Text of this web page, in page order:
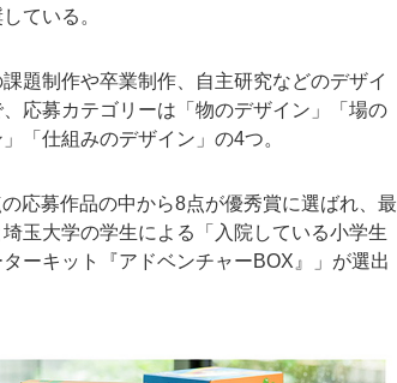
ている。
題制作や卒業制作、自主研究などのデザイ
応募カテゴリーは「物のデザイン」「場の
「仕組みのデザイン」の4つ。
応募作品の中から8点が優秀賞に選ばれ、最
玉大学の学生による「入院している小学生
ーキット『アドベンチャーBOX』」が選出